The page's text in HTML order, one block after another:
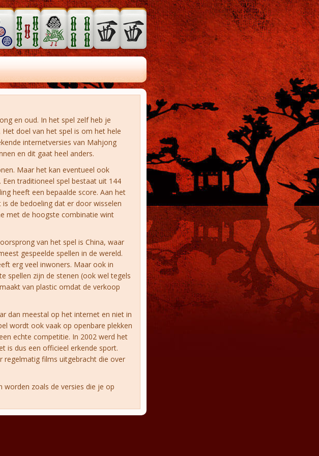
en oud. In het spel zelf heb je
doel van het spel is om het hele
internetversies van Mahjong
en dit gaat heel anders.
Maar het kan eventueel ook
traditioneel spel bestaat uit 144
heeft een bepaalde score. Aan het
de bedoeling dat er door wisselen
met de hoogste combinatie wint
van het spel is China, waar
gespeelde spellen in de wereld.
erg veel inwoners. Maar ook in
spellen zijn de stenen (ook wel tegels
van plastic omdat de verkoop
dan meestal op het internet en niet in
wordt ook vaak op openbare plekken
echte competitie. In 2002 werd het
is dus een officieel erkende sport.
regelmatig films uitgebracht die over
worden zoals de versies die je op